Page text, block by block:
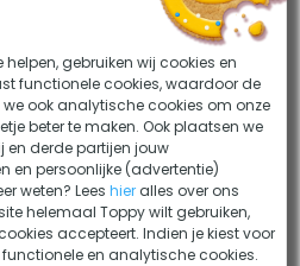
klinken zelfstandig, maar
De zelfopblaasbare
zichzelf namelijk tot
10%, voor een lekkere stevige
toe met behulp van de mini
opbergtas
Platinum
Polyester
1 persoon
11.0
helpen, gebruiken wij cookies en
functionele cookies, waardoor de
ook analytische cookies om onze
beter te maken. Ook plaatsen we
en derde partijen jouw
en persoonlijke (advertentie)
weten? Leeshier alles over ons
helemaal Toppy wilt gebruiken,
accepteert. Indien je kiest voor
en analytische cookies.